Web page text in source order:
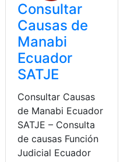
Consultar
Causas de
Manabi
Ecuador
SATJE
Consultar Causas
de Manabi Ecuador
SATJE – Consulta
de causas Función
Judicial Ecuador